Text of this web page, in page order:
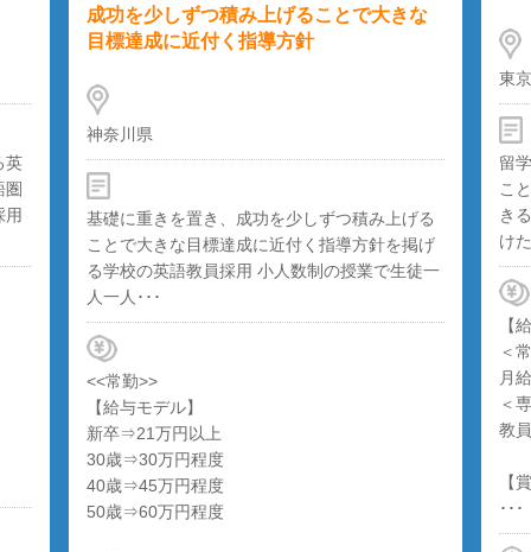
英
圏
用
成功を少しずつ積み上げることで大きな
目標達成に近付く指導方針
神奈川県
基礎に重きを置き、成功を少しずつ積み上げる
ことで大きな目標達成に近付く指導方針を掲げ
る学校の英語教員採用 小人数制の授業で生徒一
人一人･･･
<<常勤>>
【給与モデル】
新卒⇒21万円以上
30歳⇒30万円程度
40歳⇒45万円程度
50歳⇒60万円程度
東
留
こ
き
け
【
＜
月
＜
教
【
･･･